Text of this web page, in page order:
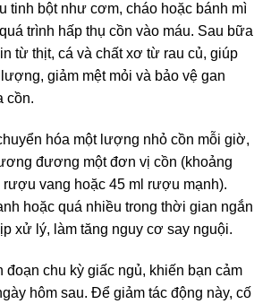
tinh bột như cơm, cháo hoặc bánh mì
trình hấp thụ cồn vào máu. Sau bữa
từ thịt, cá và chất xơ từ rau củ, giúp
giảm mệt mỏi và bảo vệ gan
cồn.
hóa một lượng nhỏ cồn mỗi giờ,
đương một đơn vị cồn (khoảng
rượu vang hoặc 45 ml rượu mạnh).
hoặc quá nhiều trong thời gian ngắn
xử lý, làm tăng nguy cơ say nguội.
đoạn chu kỳ giấc ngủ, khiến bạn cảm
hôm sau. Để giảm tác động này, cố